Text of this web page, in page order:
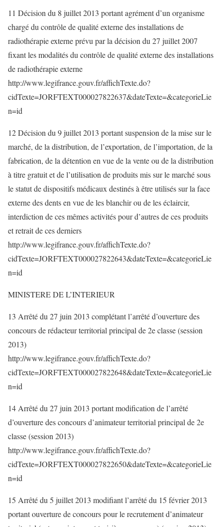
11 Décision du 8 juillet 2013 portant agrément d’un organisme
chargé du contrôle de qualité externe des installations de
radiothérapie externe prévu par la décision du 27 juillet 2007
fixant les modalités du contrôle de qualité externe des installations
de radiothérapie externe
http://www.legifrance.gouv.fr/affichTexte.do?
cidTexte=JORFTEXT000027822637&dateTexte=&categorieLie
n=id
12 Décision du 9 juillet 2013 portant suspension de la mise sur le
marché, de la distribution, de l’exportation, de l’importation, de la
fabrication, de la détention en vue de la vente ou de la distribution
à titre gratuit et de l’utilisation de produits mis sur le marché sous
le statut de dispositifs médicaux destinés à être utilisés sur la face
externe des dents en vue de les blanchir ou de les éclaircir,
interdiction de ces mêmes activités pour d’autres de ces produits
et retrait de ces derniers
http://www.legifrance.gouv.fr/affichTexte.do?
cidTexte=JORFTEXT000027822643&dateTexte=&categorieLie
n=id
MINISTERE DE L’INTERIEUR
13 Arrêté du 27 juin 2013 complétant l’arrêté d’ouverture des
concours de rédacteur territorial principal de 2e classe (session
2013)
http://www.legifrance.gouv.fr/affichTexte.do?
cidTexte=JORFTEXT000027822648&dateTexte=&categorieLie
n=id
14 Arrêté du 27 juin 2013 portant modification de l’arrêté
d’ouverture des concours d’animateur territorial principal de 2e
classe (session 2013)
http://www.legifrance.gouv.fr/affichTexte.do?
cidTexte=JORFTEXT000027822650&dateTexte=&categorieLie
n=id
15 Arrêté du 5 juillet 2013 modifiant l’arrêté du 15 février 2013
portant ouverture de concours pour le recrutement d’animateur